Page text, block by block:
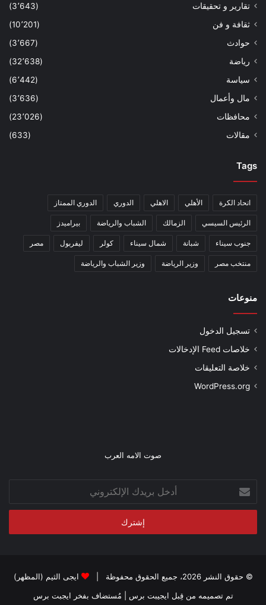
تقارير و تحقيقات
(3٬643)
ثقافة و فن
(10٬201)
حوادث
(3٬667)
رياضة
(32٬638)
سياسة
(6٬442)
مال وأعمال
(3٬636)
محافظات
(23٬026)
مقالات
(633)
Tags
اتحاد الكرة الأهلي الاهلي الدوري الدوري الممتاز
الرئيس السيسي الزمالك الشباب والرياضة بيراميدز
جنوب سيناء شبانة شمال سيناء كولر ليفربول مصر
منتخب مصر وزير الرياضة وزير الشباب والرياضة
منوعات
تسجيل الدخول
خلاصات Feed الإدخالات
خلاصة التعليقات
WordPress.org
صوت الامه العرب
بريدك
الإلكتروني
© حقوق النشر 2026، جميع الحقوق محفوظة |
ايجى الثيم (المظهر)
تم تصميمه من قِبل ايجيبت برس | مُستضاف بفخر ايجبت برس